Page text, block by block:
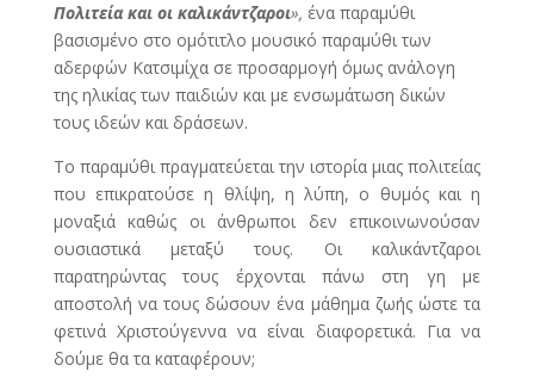
Πολιτεία και οι καλικάντζαροι», ένα παραμύθι
βασισμένο στο ομότιτλο μουσικό παραμύθι των
αδερφών Κατσιμίχα σε προσαρμογή όμως ανάλογη
της ηλικίας των παιδιών και με ενσωμάτωση δικών
τους ιδεών και δράσεων.
Το παραμύθι πραγματεύεται την ιστορία μιας πολιτείας
που επικρατούσε η θλίψη, η λύπη, ο θυμός και η
μοναξιά καθώς οι άνθρωποι δεν επικοινωνούσαν
ουσιαστικά μεταξύ τους. Οι καλικάντζαροι
παρατηρώντας τους έρχονται πάνω στη γη με
αποστολή να τους δώσουν ένα μάθημα ζωής ώστε τα
φετινά Χριστούγεννα να είναι διαφορετικά. Για να
δούμε θα τα καταφέρουν;